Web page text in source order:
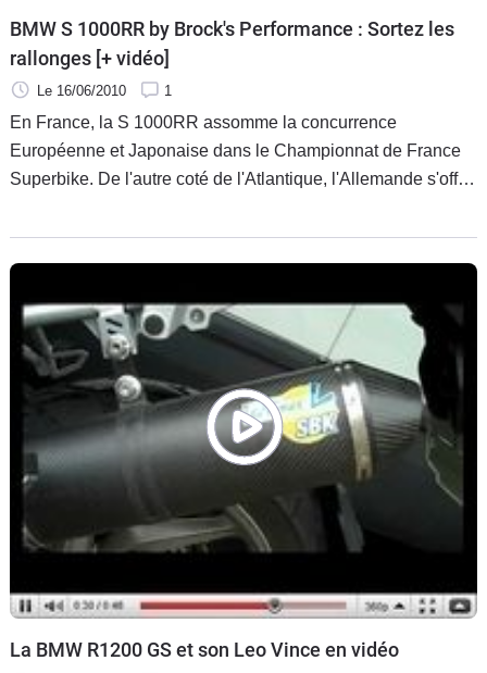
BMW S 1000RR by Brock's Performance : Sortez les
rallonges [+ vidéo]
Le 16/06/2010 1
En France, la S 1000RR assomme la concurrence
Européenne et Japonaise dans le Championnat de France
Superbike. De l'autre coté de l'Atlantique, l'Allemande s'offre
vitamines pour s'imposer dans le Championnat AMA de
Dragbike… Pour obtenir le résultat, une BMW S 1000RR
Performance.
La BMW R1200 GS et son Leo Vince en vidéo